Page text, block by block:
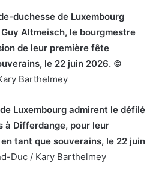
duchesse de Luxembourg
Altmeisch, le bourgmestre
de leur première fête
le 22 juin 2026. ©
Barthelmey
Luxembourg admirent le défilé
à Differdange, pour leur
tant que souverains, le 22 juin
Duc / Kary Barthelmey